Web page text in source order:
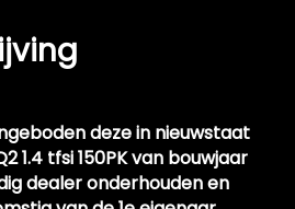
achter
deze in nieuwstaat
1.4 tfsi 150PK van bouwjaar
dealer onderhouden en